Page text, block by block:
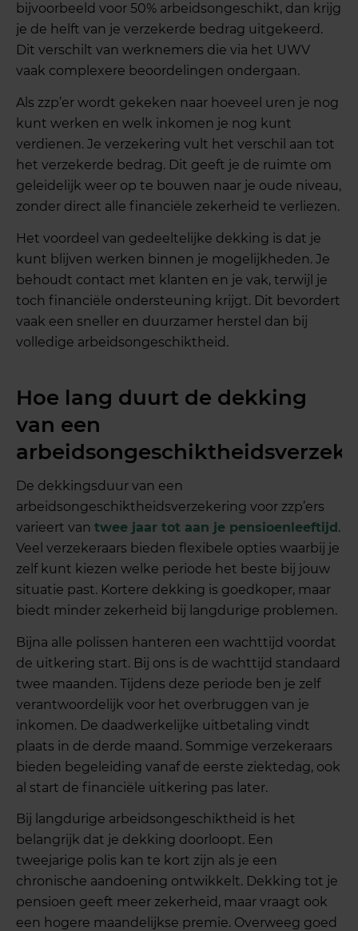
bijvoorbeeld voor 50% arbeidsongeschikt, dan krijg
je de helft van je verzekerde bedrag uitgekeerd.
Dit verschilt van werknemers die via het UWV
vaak complexere beoordelingen ondergaan.
Als zzp’er wordt gekeken naar hoeveel uren je nog
kunt werken en welk inkomen je nog kunt
verdienen. Je verzekering vult het verschil aan tot
het verzekerde bedrag. Dit geeft je de ruimte om
geleidelijk weer op te bouwen naar je oude niveau,
zonder direct alle financiële zekerheid te verliezen.
Het voordeel van gedeeltelijke dekking is dat je
kunt blijven werken binnen je mogelijkheden. Je
behoudt contact met klanten en je vak, terwijl je
toch financiële ondersteuning krijgt. Dit bevordert
vaak een sneller en duurzamer herstel dan bij
volledige arbeidsongeschiktheid.
Hoe lang duurt de dekking
van een
De dekkingsduur van een
arbeidsongeschiktheidsverzekering voor zzp’ers
varieert vantwee jaar tot aan je pensioenleeftijd.
Veel verzekeraars bieden flexibele opties waarbij je
zelf kunt kiezen welke periode het beste bij jouw
situatie past. Kortere dekking is goedkoper, maar
biedt minder zekerheid bij langdurige problemen.
Bijna alle polissen hanteren een wachttijd voordat
de uitkering start. Bij ons is de wachttijd standaard
twee maanden. Tijdens deze periode ben je zelf
verantwoordelijk voor het overbruggen van je
inkomen. De daadwerkelijke uitbetaling vindt
plaats in de derde maand. Sommige verzekeraars
bieden begeleiding vanaf de eerste ziektedag, ook
al start de financiële uitkering pas later.
Bij langdurige arbeidsongeschiktheid is het
belangrijk dat je dekking doorloopt. Een
tweejarige polis kan te kort zijn als je een
chronische aandoening ontwikkelt. Dekking tot je
pensioen geeft meer zekerheid, maar vraagt ook
een hogere maandelijkse premie. Overweeg goed